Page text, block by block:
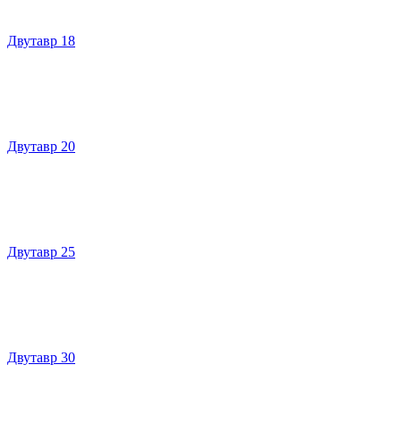
Двутавр 18
Двутавр 20
Двутавр 25
Двутавр 30